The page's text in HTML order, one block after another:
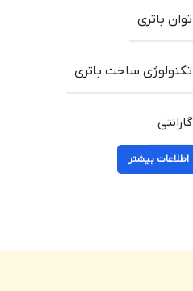
توان باتری
تکنولوژی ساخت باتری
گارانتی
اطلاعات بیشتر